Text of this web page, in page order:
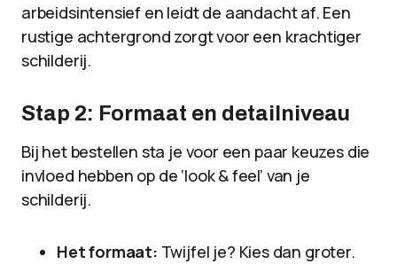
arbeidsintensief en leidt de aandacht af. Een
rustige achtergrond zorgt voor een krachtiger
schilderij.
Stap 2: Formaat en detailniveau
Bij het bestellen sta je voor een paar keuzes die
invloed hebben op de ‘look & feel’ van je
schilderij.
Het formaat: Twijfel je? Kies dan groter.